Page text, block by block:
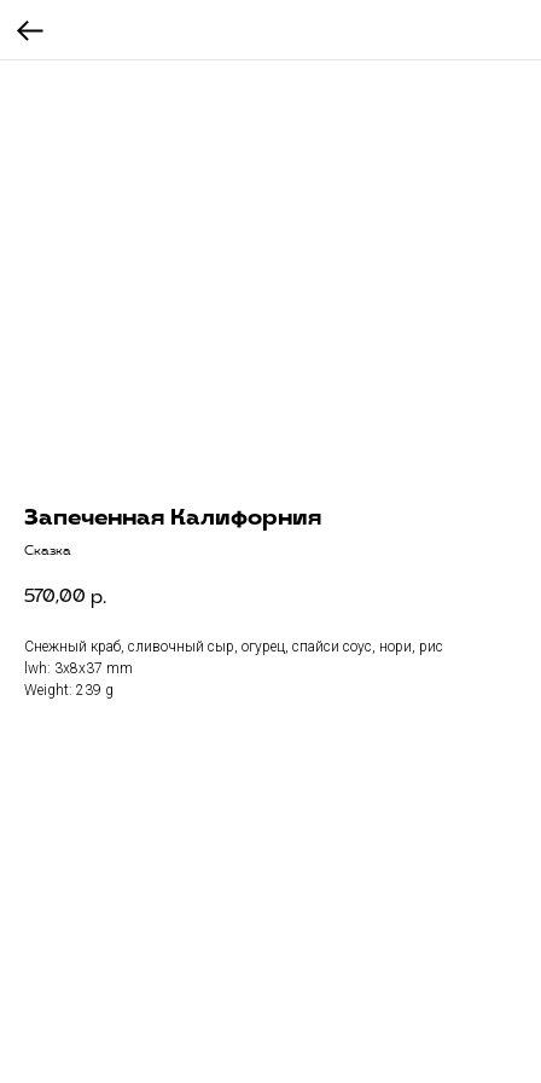
Запеченная Калифорния
Сказка
570,00 р.
Снежный краб, сливочный сыр, огурец, спайси соус, нори, рис
lwh: 3x8x37 mm
Weight: 239 g